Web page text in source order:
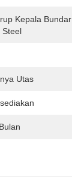
Kepala Bundar
Steel
Utas